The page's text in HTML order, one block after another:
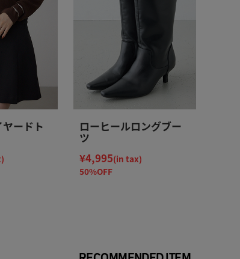
ードト ローヒールロングブー
ツ
¥4,995(in tax)
50%OFF